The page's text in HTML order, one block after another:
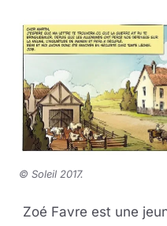
© Soleil 2017.
Zoé Favre est une